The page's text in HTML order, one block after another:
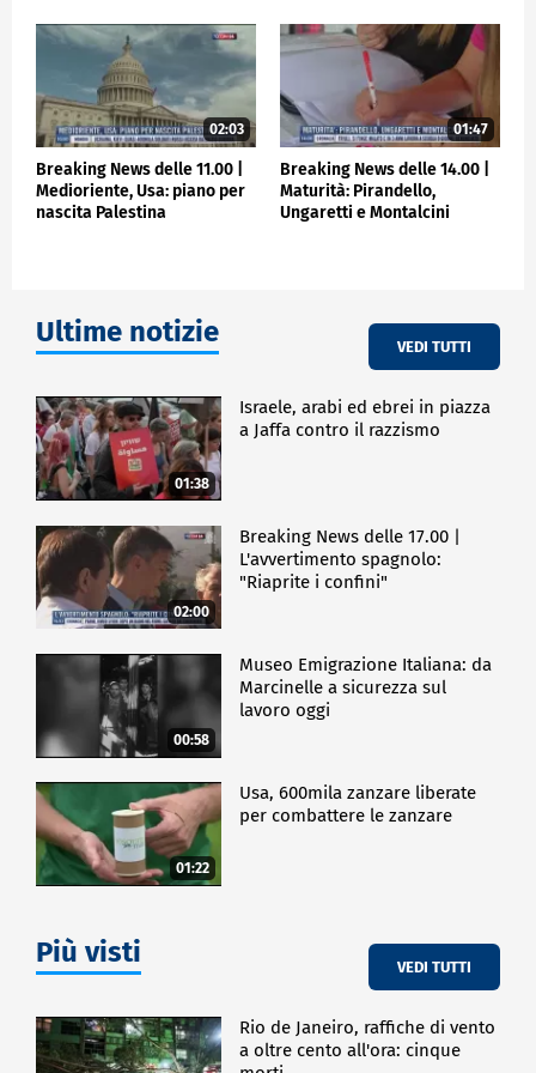
Piano aiuta soprattutto il ceto medio, i più deboli in
questa direzione. E' una bella notizia per gli italiani
il fatto che la Camera approvi il Piano casa che poi
passerà al Senato. Casa uguale italiani", ha
sottolineato.
POLITICA
02:03
Breaking News delle 11.00 |
Medioriente, Usa: piano per
nascita Palestina
01:47
Breaking News delle 14.00 |
Maturità: Pirandello,
Ungaretti e Montalcini
Ultime notizie VEDI TUTTI
01:38
Israele, arabi ed ebrei in piazza
a Jaffa contro il razzismo
02:00
Breaking News delle 17.00 |
L'avvertimento spagnolo:
"Riaprite i confini"
00:58
Museo Emigrazione Italiana: da
Marcinelle a sicurezza sul
lavoro oggi
01:22
Usa, 600mila zanzare liberate
per combattere le zanzare
Più visti VEDI TUTTI
Rio de Janeiro, raffiche di vento
a oltre cento all'ora: cinque